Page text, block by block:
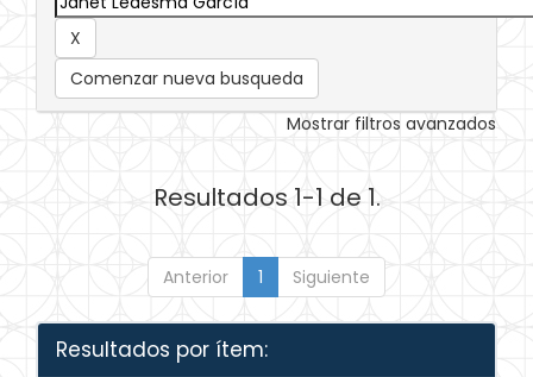
Comenzar nueva busqueda
Mostrar filtros avanzados
Resultados 1-1 de 1.
Anterior 1 Siguiente
Resultados por ítem: